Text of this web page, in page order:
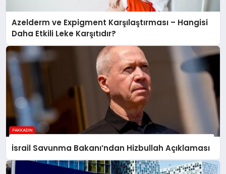
Azelderm ve Expigment Karşılaştırması – Hangisi
Daha Etkili Leke Karşıtıdır?
İsrail Savunma Bakanı’ndan Hizbullah Açıklaması